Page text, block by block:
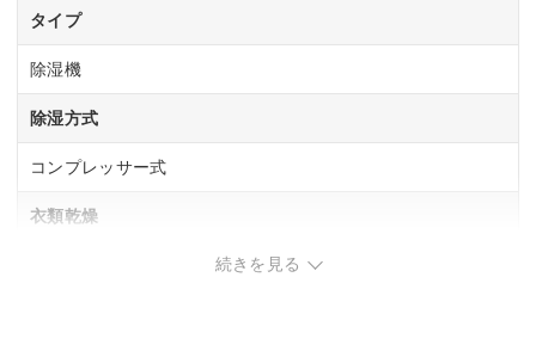
タイプ
除湿機
除湿方式
コンプレッサー式
衣類乾燥
続きを見る